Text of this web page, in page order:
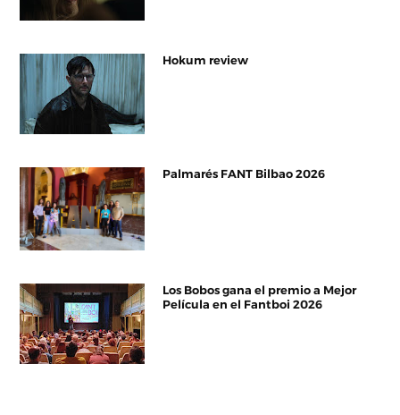
Hokum review
Palmarés FANT Bilbao 2026
Los Bobos gana el premio a Mejor
Película en el Fantboi 2026